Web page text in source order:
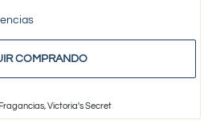
COMPRANDO
Fragancias,Victoria's Secret